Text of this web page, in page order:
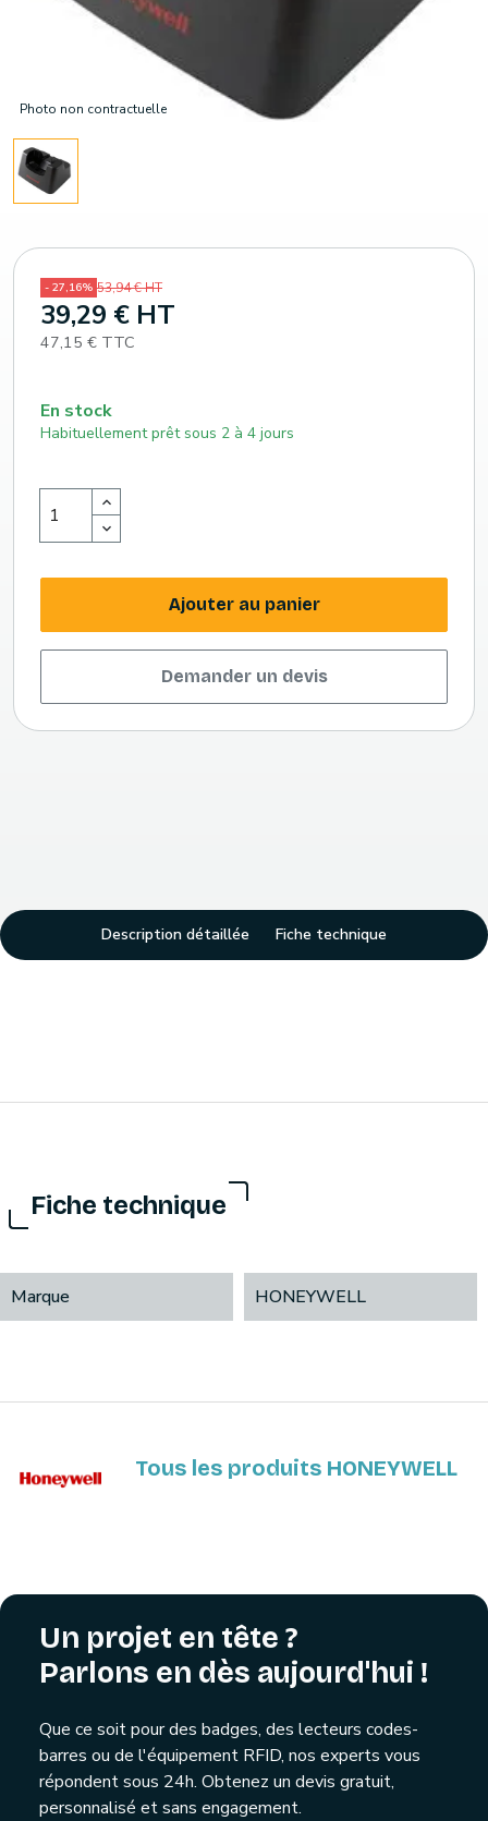
Photo non contractuelle
- 27,16% 53,94 € HT
39,29 € HT
47,15 € TTC
En stock
Habituellement prêt sous 2 à 4 jours
Ajouter au panier
Demander un devis
Description détaillée Fiche technique
Fiche technique
Marque HONEYWELL
Tous les produits HONEYWELL
Un projet en tête ?
Parlons en dès aujourd'hui !
Que ce soit pour des badges, des lecteurs codes-
barres ou de l'équipement RFID, nos experts vous
répondent sous 24h. Obtenez un devis gratuit,
personnalisé et sans engagement.